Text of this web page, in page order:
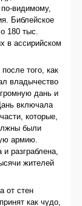
видимому,
Библейское
180 тыс.
в ассирийском
того, как
владычество
дань и
включала
которые,
были
армию.
разграблена,
жителей
от стен
как чудо,